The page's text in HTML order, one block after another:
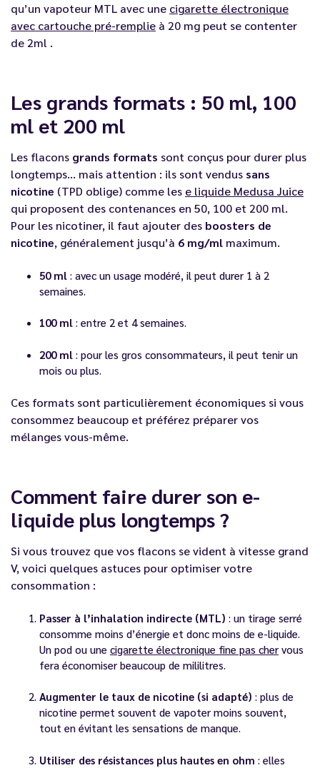
qu’un vapoteur MTL avec une cigarette électronique
avec cartouche pré-remplie à 20 mg peut se contenter
de 2ml .
Les grands formats : 50 ml, 100
ml et 200 ml
Les flacons grands formats sont conçus pour durer plus
longtemps… mais attention : ils sont vendus sans
nicotine (TPD oblige) comme les e liquide Medusa Juice
qui proposent des contenances en 50, 100 et 200 ml.
Pour les nicotiner, il faut ajouter des boosters de
nicotine, généralement jusqu’à 6 mg/ml maximum.
50 ml : avec un usage modéré, il peut durer 1 à 2
semaines.
100 ml : entre 2 et 4 semaines.
200 ml : pour les gros consommateurs, il peut tenir un
mois ou plus.
Ces formats sont particulièrement économiques si vous
consommez beaucoup et préférez préparer vos
mélanges vous-même.
Comment faire durer son e-
liquide plus longtemps ?
Si vous trouvez que vos flacons se vident à vitesse grand
V, voici quelques astuces pour optimiser votre
consommation :
Passer à l’inhalation indirecte (MTL) : un tirage serré
consomme moins d’énergie et donc moins de e-liquide.
Un pod ou une cigarette électronique fine pas cher vous
fera économiser beaucoup de mililitres.
Augmenter le taux de nicotine (si adapté) : plus de
nicotine permet souvent de vapoter moins souvent,
tout en évitant les sensations de manque.
Utiliser des résistances plus hautes en ohm : elles